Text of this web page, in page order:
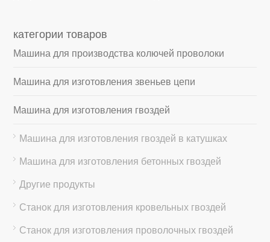
категории товаров
Машина для производства колючей проволоки
Машина для изготовления звеньев цепи
Машина для изготовления гвоздей
Машина для изготовления гвоздей в катушках
Машина для изготовления бетонных гвоздей
Другие продукты
Станок для изготовления кровельных гвоздей
Станок для изготовления проволочных гвоздей